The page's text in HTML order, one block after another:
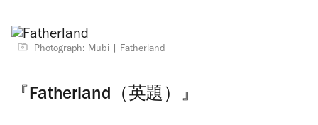
Photograph: Mubi Fatherland
『Fatherland（英題）』